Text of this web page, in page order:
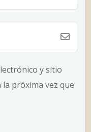
y sitio
próxima vez que